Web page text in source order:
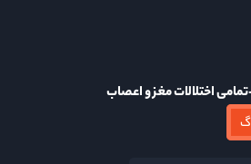
اختلالات مغز و اعصاب